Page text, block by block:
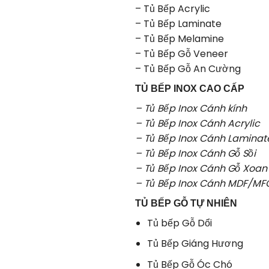
– Tủ Bếp Acrylic
– Tủ Bếp Laminate
– Tủ Bếp Melamine
– Tủ Bếp Gỗ Veneer
– Tủ Bếp Gỗ An Cường
TỦ BẾP INOX CAO CẤP
– Tủ Bếp Inox Cánh kính
– Tủ Bếp Inox Cánh Acrylic
– Tủ Bếp Inox Cánh
– Tủ Bếp Inox Cánh Gỗ Sồi
– Tủ Bếp Inox Cánh Gỗ
– Tủ Bếp Inox Cánh MDF/
TỦ BẾP GỖ TỰ NHIÊN
Tủ bếp Gỗ Dổi
Tủ Bếp Giáng Hương
Tủ Bếp Gỗ Óc Chó